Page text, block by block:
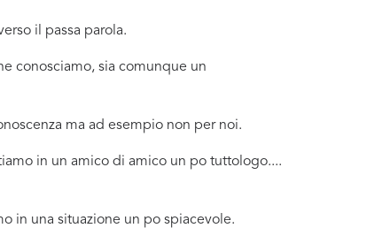
il passa parola.
conosciamo, sia comunque un
ma ad esempio non per noi.
in un amico di amico un po tuttologo....
in una situazione un po spiacevole.